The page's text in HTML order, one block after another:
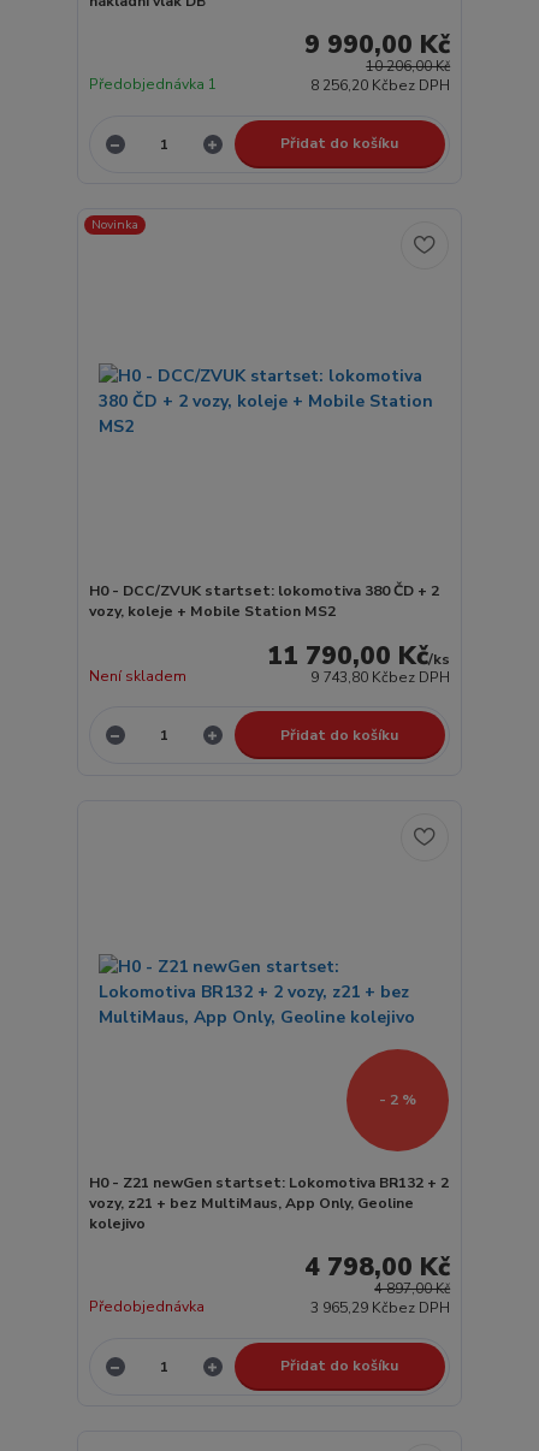
10 206,00 Kč
9 990,00 Kč
8 256,20 Kčbez DPH
Předobjednávka 1
Přidat do košíku
Novinka
H0 - DCC/ZVUK startset: lokomotiva 380 ČD + 2
vozy, koleje + Mobile Station MS2
11 790,00 Kč/ks
9 743,80 Kčbez DPH
Není skladem
Přidat do košíku
- 2 %
H0 - Z21 newGen startset: Lokomotiva BR132 + 2
vozy, z21 + bez MultiMaus, App Only, Geoline
kolejivo
4 897,00 Kč
4 798,00 Kč
3 965,29 Kčbez DPH
Předobjednávka
Přidat do košíku